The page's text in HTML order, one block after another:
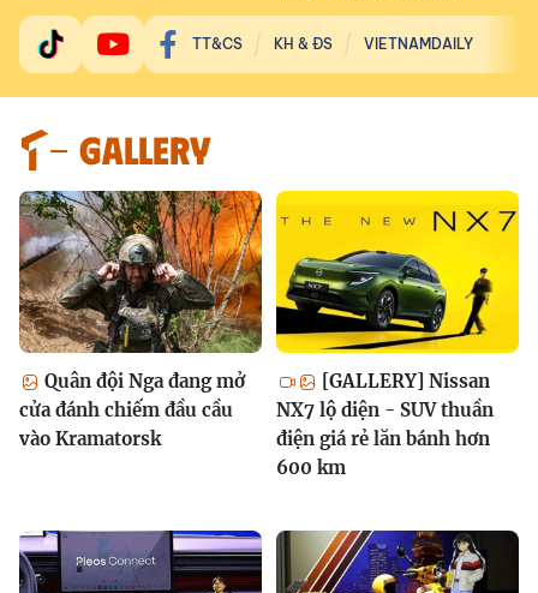
TT&CS KH & ĐS VIETNAMDAILY
GALLERY
Quân đội Nga đang mở
cửa đánh chiếm đầu cầu
vào Kramatorsk
[GALLERY] Nissan
NX7 lộ diện - SUV thuần
điện giá rẻ lăn bánh hơn
600 km